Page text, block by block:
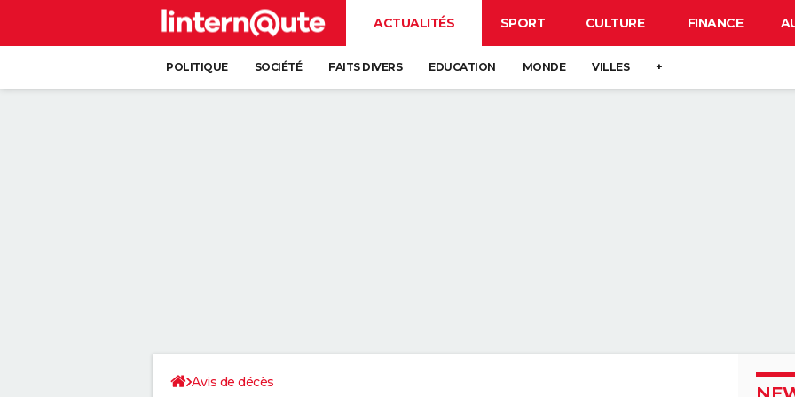
ACTUALITÉS SPORT CULTURE FINANCE
POLITIQUE SOCIÉTÉ FAITS DIVERS EDUCATION MONDE VILLES +
Avis de décès